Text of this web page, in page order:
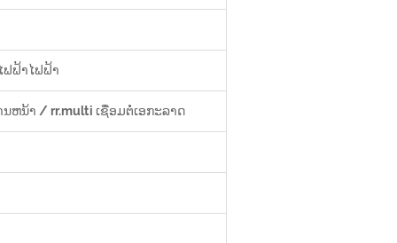
ຟຟ້າໄຟຟ້າ
ນຫນ້າ / rr.multi ເຊື່ອມຕໍ່ເອກະລາດ